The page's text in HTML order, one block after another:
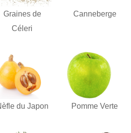
Graines de
Céleri
Canneberge
du Japon Pomme Verte